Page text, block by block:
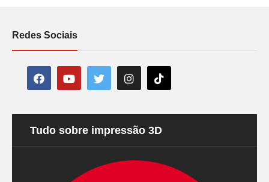
Redes Sociais
Tudo sobre impressão 3D